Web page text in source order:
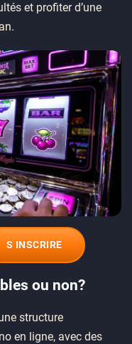
et profiter d’une
S INSCRIRE
ou non?
structure
en ligne, avec des